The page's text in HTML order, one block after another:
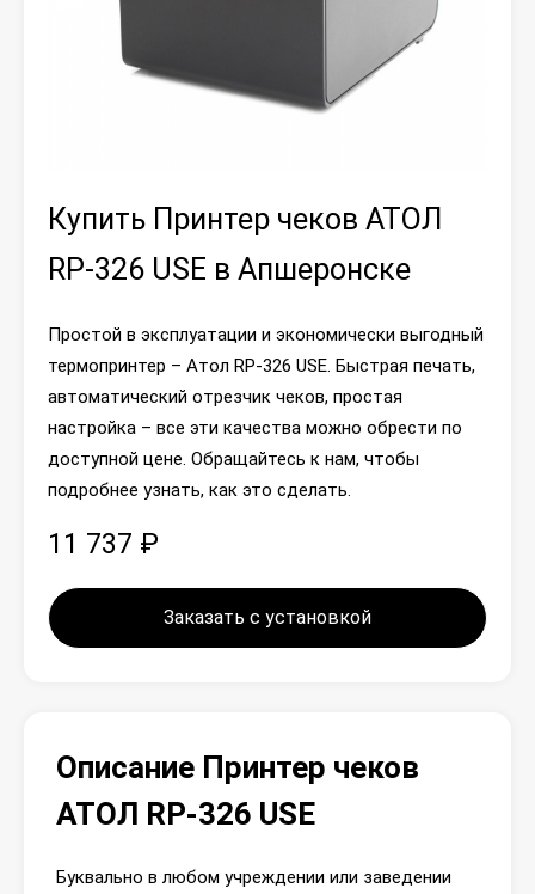
Купить Принтер чеков АТОЛ
RP-326 USE в Апшеронске
Простой в эксплуатации и экономически выгодный
термопринтер – Атол RP-326 USE. Быстрая печать,
автоматический отрезчик чеков, простая
настройка – все эти качества можно обрести по
доступной цене. Обращайтесь к нам, чтобы
подробнее узнать, как это сделать.
11 737 ₽
Заказать с установкой
Описание Принтер чеков
АТОЛ RP-326 USE
Буквально в любом учреждении или заведении